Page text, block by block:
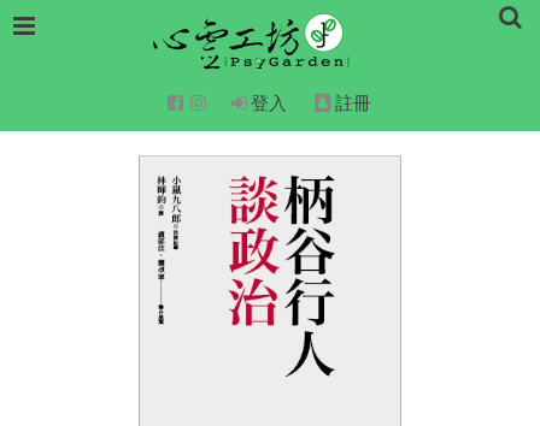
登入 註冊